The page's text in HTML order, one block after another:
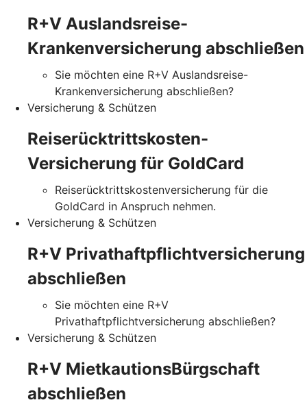
R+V Auslandsreise-
Krankenversicherung abschließen
Sie möchten eine R+V Auslandsreise-
Krankenversicherung abschließen?
Versicherung & Schützen
Reiserücktrittskosten-
Versicherung für GoldCard
Reiserücktrittskostenversicherung für die
GoldCard in Anspruch nehmen.
Versicherung & Schützen
R+V Privathaftpflichtversicherung
abschließen
Sie möchten eine R+V
Privathaftpflichtversicherung abschließen?
Versicherung & Schützen
R+V MietkautionsBürgschaft
abschließen